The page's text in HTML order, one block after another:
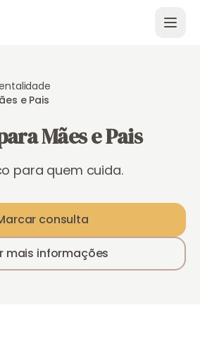
e Pais
Mães e Pais
para quem cuida.
consulta
mais informações